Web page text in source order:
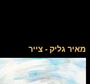
מאיר גליק - צייר